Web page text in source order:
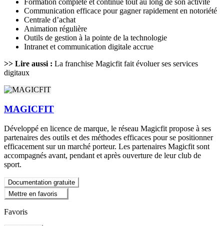
Formation complète et continue tout au long de son activité
Communication efficace pour gagner rapidement en notoriété
Centrale d’achat
Animation régulière
Outils de gestion à la pointe de la technologie
Intranet et communication digitale accrue
>> Lire aussi : La franchise Magicfit fait évoluer ses services
digitaux
MAGICFIT
Développé en licence de marque, le réseau Magicfit propose à ses
partenaires des outils et des méthodes efficaces pour se positionner
efficacement sur un marché porteur. Les partenaires Magicfit sont
accompagnés avant, pendant et après ouverture de leur club de
sport.
Documentation gratuite
Mettre en favoris
Favoris